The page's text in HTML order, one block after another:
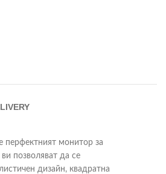
монитор за
позволяват да се
дизайн, квадратна